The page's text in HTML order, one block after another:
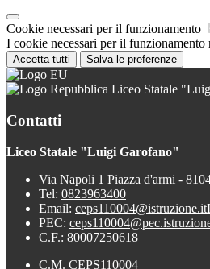
Cookie necessari per il funzionamento
I cookie necessari per il
Accetta tutti Salva le preferenze
Liceo Statale
Contatti
Liceo Statale "Luigi Garofano"
Via Napoli 1 Piazza d'armi -
Tel: 0823963400
Email: ceps110004@istruzione.it
PEC:
C.F.: 80007250618
C.M. CEPS110004